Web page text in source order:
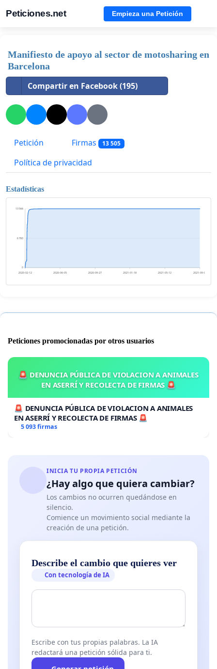
Peticiones.net Empieza una Petición
Manifiesto de apoyo al sector de motosharing en
Barcelona
Compartir en Facebook (195)
Petición Firmas 13 505
Política de privacidad
Estadísticas
0
6 783
13 566
2020-02-12 2020-06-05 2020-09-27 2021-01-18 2021-05-12 2021-09-03
Peticiones promocionadas por otros usuarios
🚨 DENUNCIA PÚBLICA DE VIOLACION A ANIMALES
EN ASERRÍ Y RECOLECTA DE FIRMAS 🚨
🚨 DENUNCIA PÚBLICA DE VIOLACION A ANIMALES
EN ASERRÍ Y RECOLECTA DE FIRMAS 🚨
5 093 firmas
INICIA TU PROPIA PETICIÓN
¿Hay algo que quiera cambiar?
Los cambios no ocurren quedándose en
silencio.
Comience un movimiento social mediante la
creación de una petición.
Describe el cambio que quieres ver
Con tecnología de IA
Escribe con tus propias palabras. La IA
redactará una petición sólida para ti.